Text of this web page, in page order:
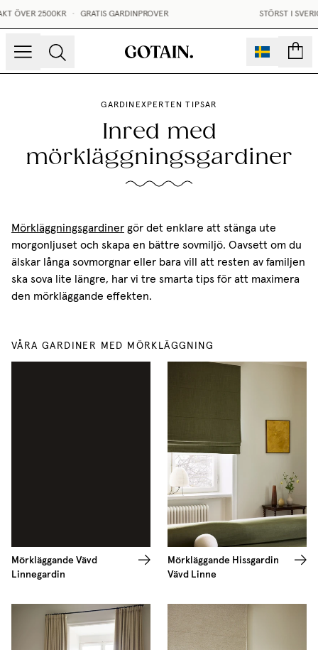
• GRATIS GARDINPROVER STÖRST I SVERIGE PÅ
GARDINEXPERTEN TIPSAR
Inred med
mörkläggningsgardiner
Mörkläggningsgardiner gör det enklare att stänga ute
morgonljuset och skapa en bättre sovmiljö. Oavsett om du
älskar långa sovmorgnar eller bara vill att resten av familjen
ska sova lite längre, har vi tre smarta tips för att maximera
den mörkläggande effekten.
VÅRA GARDINER MED MÖRKLÄGGNING
Mörkläggande Vävd
Linnegardin
Mörkläggande Hissgardin
Vävd Linne